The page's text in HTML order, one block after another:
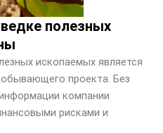
полезных
ископаемых является
проекта. Без
компании
рисками и